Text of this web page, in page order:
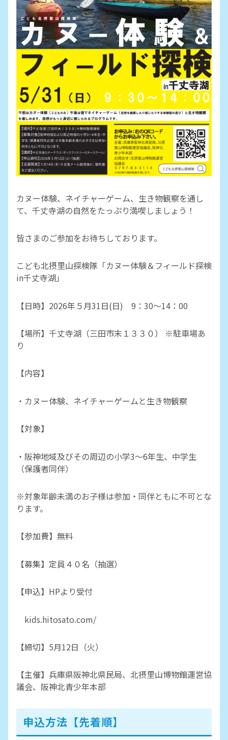
カヌー体験、ネイチャーゲーム、生き物観察を通し
て、千丈寺湖の自然をたっぷり満喫しましょう！
皆さまのご参加をお待ちしております。
こども北摂里山探検隊「カヌー体験＆フィールド探検
in千丈寺湖」
【日時】2026年５月31日(日) 9：30～14：00
【場所】千丈寺湖（三田市末１３３０） ※駐車場あ
り
【内容】
・カヌー体験、ネイチャーゲームと生き物観察
【対象】
・阪神地域及びその周辺の小学3～6年生、中学生
（保護者同伴）
※対象年齢未満のお子様は参加・同伴ともに不可とな
ります。
【参加費】無料
【募集】定員４０名（抽選）
【申込】HPより受付
kids.hitosato.com/
【締切】5月12日（火）
【主催】兵庫県阪神北県民局、北摂里山博物館運営協
議会、阪神北青少年本部
申込方法【先着順】